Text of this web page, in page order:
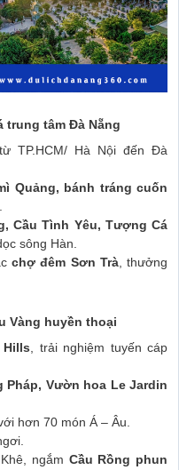
trung tâm Đà Nẵng
TP.HCM/ Hà Nội đến Đà
Quảng, bánh tráng cuốn
Cầu Tình Yêu, Tượng Cá
sông Hàn.
chợ đêm Sơn Trà, thưởng
Vàng huyền thoại
Hills , trải nghiệm tuyến cáp
Pháp, Vườn hoa Le Jardin
hơn 70 món Á – Âu.
ngắm Cầu Rồng phun